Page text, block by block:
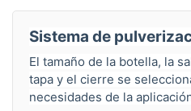
Sistema de
El tamaño de la botella, la
tapa y el cierre se
necesidades de la